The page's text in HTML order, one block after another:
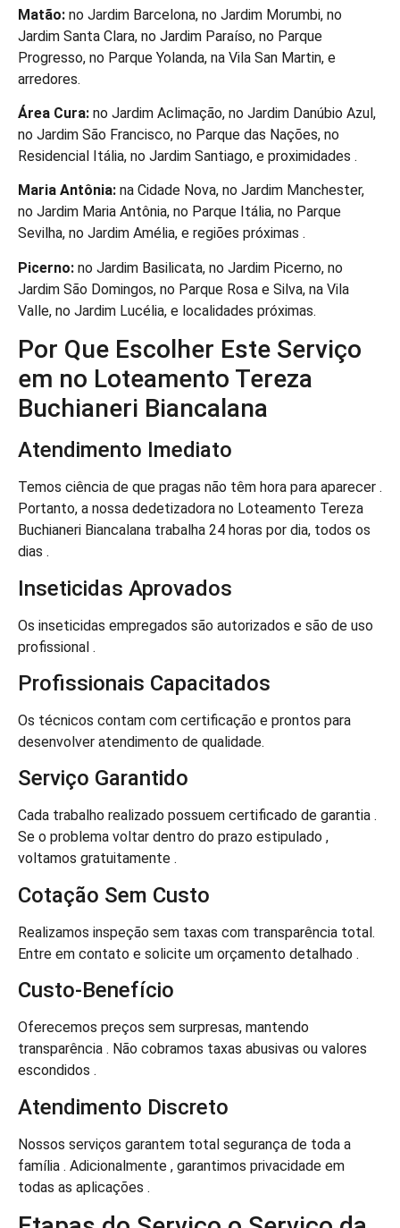
Matão: no Jardim Barcelona, no Jardim Morumbi, no
Jardim Santa Clara, no Jardim Paraíso, no Parque
Progresso, no Parque Yolanda, na Vila San Martin, e
arredores.
Área Cura: no Jardim Aclimação, no Jardim Danúbio Azul,
no Jardim São Francisco, no Parque das Nações, no
Residencial Itália, no Jardim Santiago, e proximidades .
Maria Antônia: na Cidade Nova, no Jardim Manchester,
no Jardim Maria Antônia, no Parque Itália, no Parque
Sevilha, no Jardim Amélia, e regiões próximas .
Picerno: no Jardim Basilicata, no Jardim Picerno, no
Jardim São Domingos, no Parque Rosa e Silva, na Vila
Valle, no Jardim Lucélia, e localidades próximas.
Por Que Escolher Este Serviço
em no Loteamento Tereza
Buchianeri Biancalana
Atendimento Imediato
Temos ciência de que pragas não têm hora para aparecer .
Portanto, a nossa dedetizadora no Loteamento Tereza
Buchianeri Biancalana trabalha 24 horas por dia, todos os
dias .
Inseticidas Aprovados
Os inseticidas empregados são autorizados e são de uso
profissional .
Profissionais Capacitados
Os técnicos contam com certificação e prontos para
desenvolver atendimento de qualidade.
Serviço Garantido
Cada trabalho realizado possuem certificado de garantia .
Se o problema voltar dentro do prazo estipulado ,
voltamos gratuitamente .
Cotação Sem Custo
Realizamos inspeção sem taxas com transparência total.
Entre em contato e solicite um orçamento detalhado .
Custo-Benefício
Oferecemos preços sem surpresas, mantendo
transparência . Não cobramos taxas abusivas ou valores
escondidos .
Atendimento Discreto
Nossos serviços garantem total segurança de toda a
família . Adicionalmente , garantimos privacidade em
todas as aplicações .